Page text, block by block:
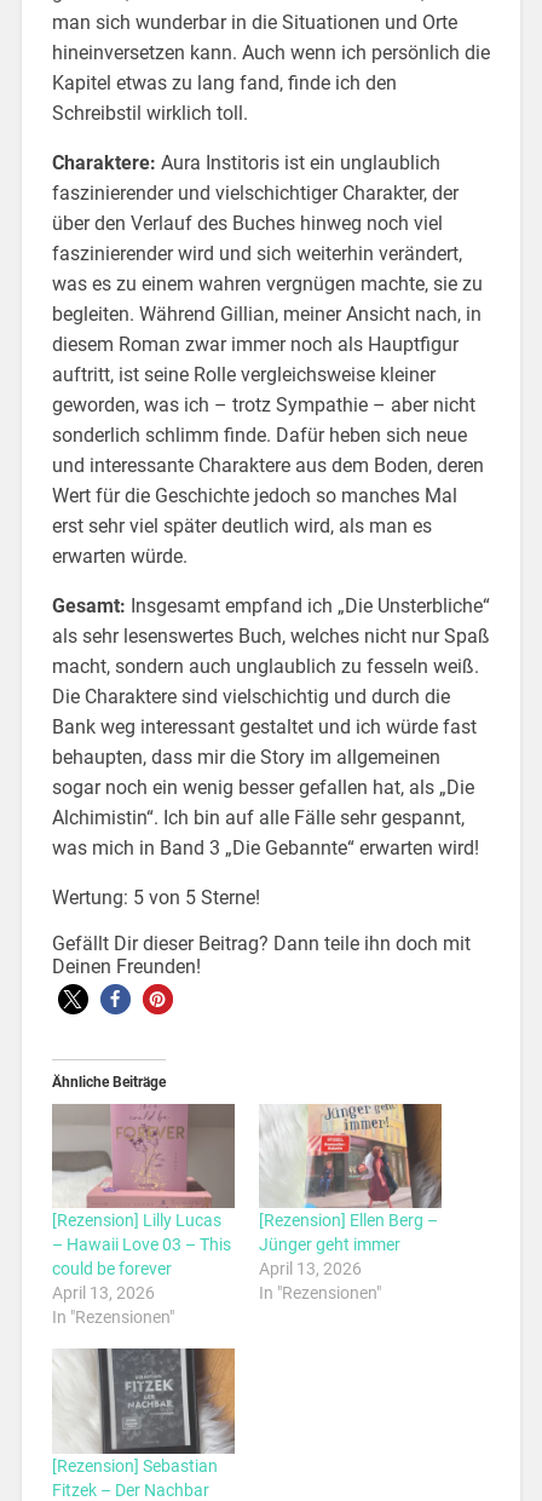
man sich wunderbar in die Situationen und Orte
hineinversetzen kann. Auch wenn ich persönlich die
Kapitel etwas zu lang fand, finde ich den
Schreibstil wirklich toll.
Charaktere: Aura Institoris ist ein unglaublich
faszinierender und vielschichtiger Charakter, der
über den Verlauf des Buches hinweg noch viel
faszinierender wird und sich weiterhin verändert,
was es zu einem wahren vergnügen machte, sie zu
begleiten. Während Gillian, meiner Ansicht nach, in
diesem Roman zwar immer noch als Hauptfigur
auftritt, ist seine Rolle vergleichsweise kleiner
geworden, was ich – trotz Sympathie – aber nicht
sonderlich schlimm finde. Dafür heben sich neue
und interessante Charaktere aus dem Boden, deren
Wert für die Geschichte jedoch so manches Mal
erst sehr viel später deutlich wird, als man es
erwarten würde.
Gesamt: Insgesamt empfand ich „Die Unsterbliche“
als sehr lesenswertes Buch, welches nicht nur Spaß
macht, sondern auch unglaublich zu fesseln weiß.
Die Charaktere sind vielschichtig und durch die
Bank weg interessant gestaltet und ich würde fast
behaupten, dass mir die Story im allgemeinen
sogar noch ein wenig besser gefallen hat, als „Die
Alchimistin“. Ich bin auf alle Fälle sehr gespannt,
was mich in Band 3 „Die Gebannte“ erwarten wird!
Wertung: 5 von 5 Sterne!
Gefällt Dir dieser Beitrag? Dann teile ihn doch mit
Deinen Freunden!
Ähnliche Beiträge
[Rezension] Lilly Lucas
– Hawaii Love 03 – This
could be forever
April 13, 2026
In "Rezensionen"
[Rezension] Ellen Berg –
Jünger geht immer
April 13, 2026
In "Rezensionen"
[Rezension] Sebastian
Fitzek – Der Nachbar